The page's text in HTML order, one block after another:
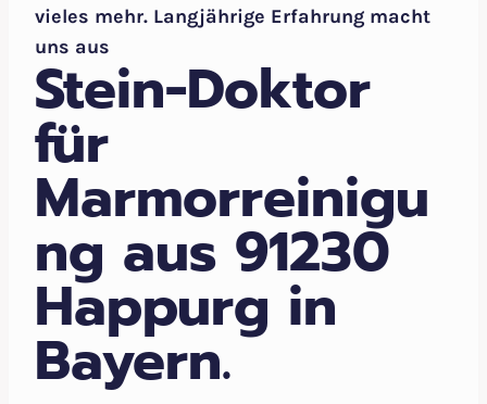
vieles mehr. Langjährige Erfahrung macht
uns aus
Stein-Doktor
für
Marmorreinigu
ng aus 91230
Happurg in
Bayern.